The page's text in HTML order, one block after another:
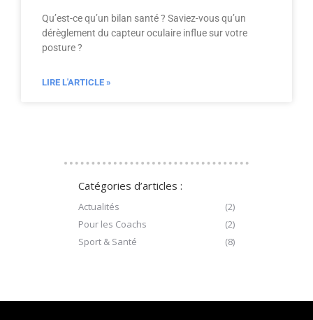
Qu’est-ce qu’un bilan santé ? Saviez-vous qu’un
dérèglement du capteur oculaire influe sur votre
posture ?
LIRE L'ARTICLE »
Catégories d’articles :
Actualités
(2)
Pour les Coachs
(2)
Sport & Santé
(8)